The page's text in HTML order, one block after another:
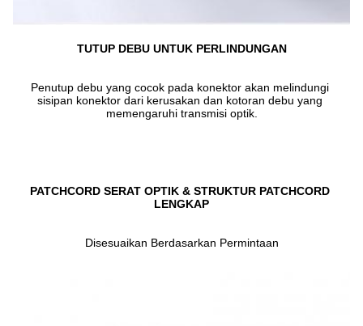
TUTUP DEBU UNTUK PERLINDUNGAN
Penutup debu yang cocok pada konektor akan melindungi
sisipan konektor dari kerusakan dan kotoran debu yang
memengaruhi transmisi optik.
PATCHCORD SERAT OPTIK & STRUKTUR PATCHCORD
LENGKAP
Disesuaikan Berdasarkan Permintaan